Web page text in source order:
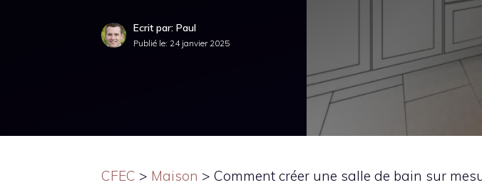
Ecrit par: Paul
Publié le: 24 janvier 2025
CFEC > Maison > Comment créer une salle de bain sur